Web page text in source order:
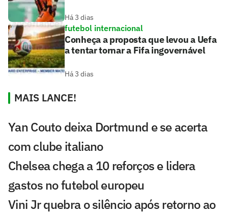
Há 3 dias
futebol internacional
Conheça a proposta que levou a Uefa
a tentar tornar a Fifa ingovernável
Há 3 dias
MAIS LANCE!
Yan Couto deixa Dortmund e se acerta
com clube italiano
Chelsea chega a 10 reforços e lidera
gastos no futebol europeu
Vini Jr quebra o silêncio após retorno ao